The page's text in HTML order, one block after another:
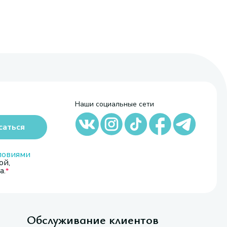
Наши социальные сети
Обслуживание клиентов